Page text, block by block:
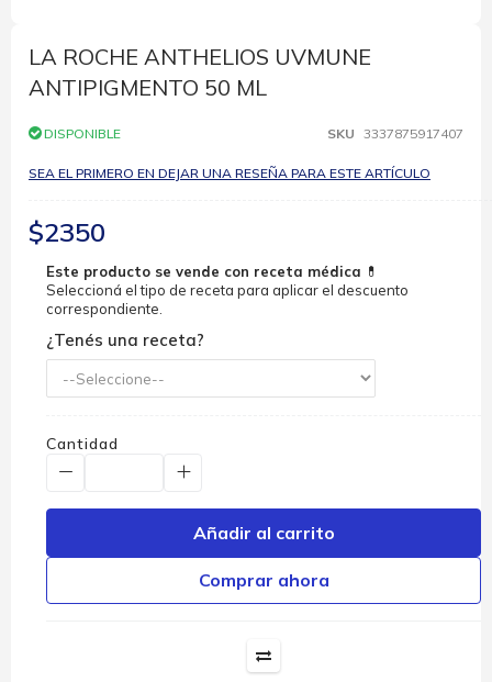
comienzo
de
la
de
imágenes
LA ROCHE ANTHELIOS UVMUNE
ANTIPIGMENTO 50 ML
DISPONIBLE SKU 3337875917407
SEA EL PRIMERO EN DEJAR UNA RESEÑA PARA ESTE ARTÍCULO
$2350
Este producto se vende con receta médica 💊
Seleccioná el tipo de receta para aplicar el descuento
correspondiente.
¿Tenés una receta?
Cantidad
Añadir al carrito
Comprar ahora